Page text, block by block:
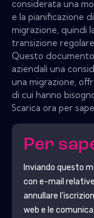
considerata una
e la pianificazione
migrazione, quindi
transizione regolare.
Questo
aziendali una
una migrazione,
di cui hanno
Scarica ora per
Per
Inviando questo
con e-mail
annullare
web e le